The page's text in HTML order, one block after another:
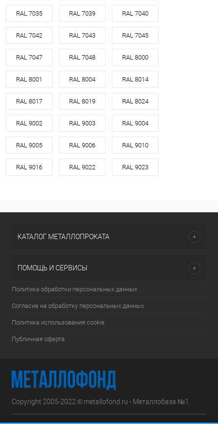
RAL 7035 RAL 7039 RAL 7040
RAL 7042 RAL 7043 RAL 7045
RAL 7047 RAL 7048 RAL 8000
RAL 8001 RAL 8004 RAL 8014
RAL 8017 RAL 8019 RAL 8024
RAL 9002 RAL 9003 RAL 9004
RAL 9005 RAL 9006 RAL 9010
RAL 9016 RAL 9022 RAL 9023
КАТАЛОГ МЕТАЛЛОПРОКАТА
ПОМОЩЬ И СЕРВИСЫ
Политика обработки персональных данных
Согласие на обработку персональных данных
Политика использования cookie
Публичная оферта
Copyright 2005-2022 © metallofond.ru - Металлобаза №1.
Московская область, Ступинский р-н, д.Сотниково,